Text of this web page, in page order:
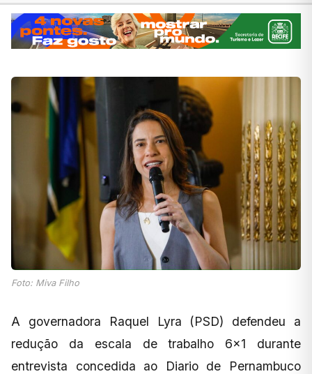
Foto: Miva Filho
A governadora Raquel Lyra (PSD) defendeu a
redução da escala de trabalho 6×1 durante
entrevista concedida ao Diario de Pernambuco